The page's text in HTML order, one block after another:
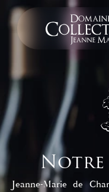
Jeanne-Marie de